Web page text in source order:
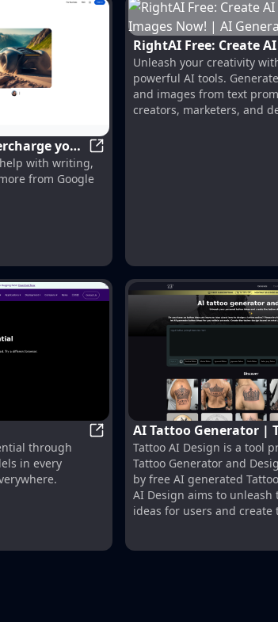
your
Gemini - chat to supercharge
with writing,
from Google
RightAI Free: Create
Images Now! | AI
RightAI
Unleash your creativity
powerful AI tools.
and images from text
creators, marketers, and
Stability AI
through
in every
AI Tattoo Generator |
Design
Tattoo AI Design is a tool
Tattoo Generator and
by free AI generated
AI Design aims to unleash
ideas for users and